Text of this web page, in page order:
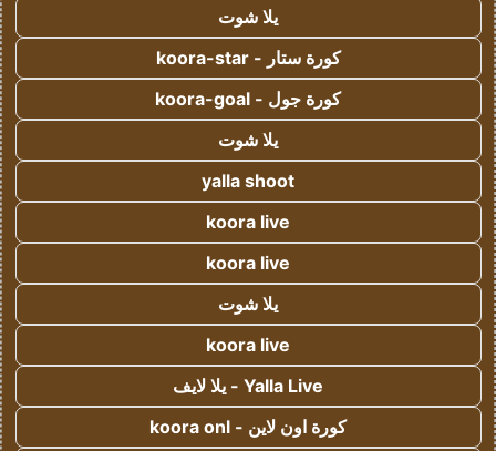
يلا شوت
كورة ستار - koora-star
كورة جول - koora-goal
يلا شوت
yalla shoot
koora live
koora live
يلا شوت
koora live
Yalla Live - يلا لايف
كورة اون لاين - koora onl